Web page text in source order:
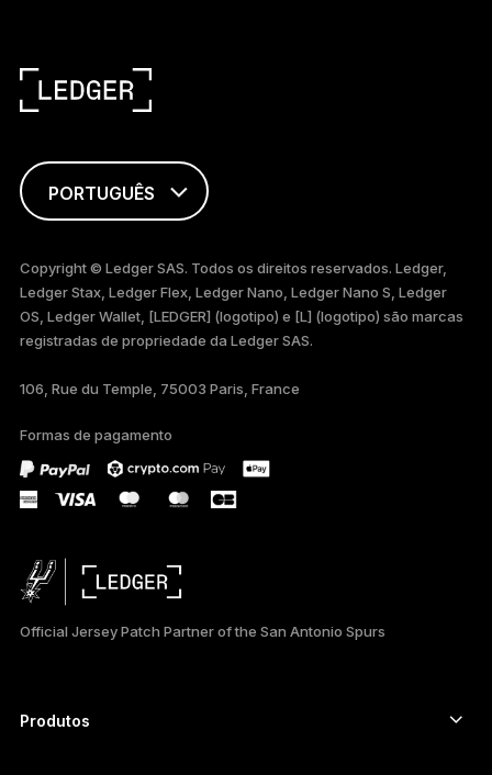
PORTUGUÊS
FRANÇAIS
TÜRKÇE
DEUTSCH
ESPAÑOL
РУССКИЙ
日本語
Copyright © Ledger SAS. Todos os direitos reservados. Ledger,
Ledger Stax, Ledger Flex, Ledger Nano, Ledger Nano S, Ledger
OS, Ledger Wallet, [LEDGER] (logotipo) e [L] (logotipo) são marcas
registradas de propriedade da Ledger SAS.
106, Rue du Temple, 75003 Paris, France
Formas de pagamento
Official Jersey Patch Partner of the San Antonio Spurs
Produtos